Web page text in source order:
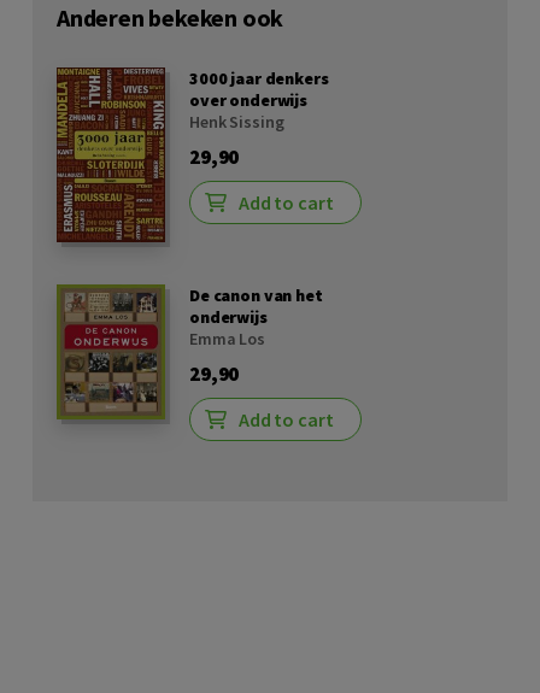
Anderen bekeken ook
3000 jaar denkers
over onderwijs
Henk Sissing
29,90
Add to cart
De canon van het
onderwijs
Emma Los
29,90
Add to cart